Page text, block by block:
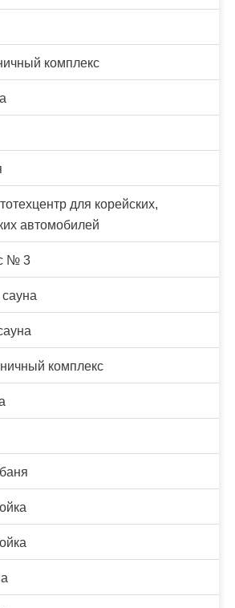
комплекс
для корейских,
автомобилей
№ 3
комплекс